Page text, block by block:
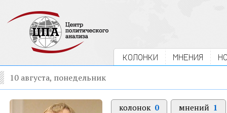
КОЛОНКИ МНЕНИЯ
10 августа, понедельник
колонок 0 мнений 1